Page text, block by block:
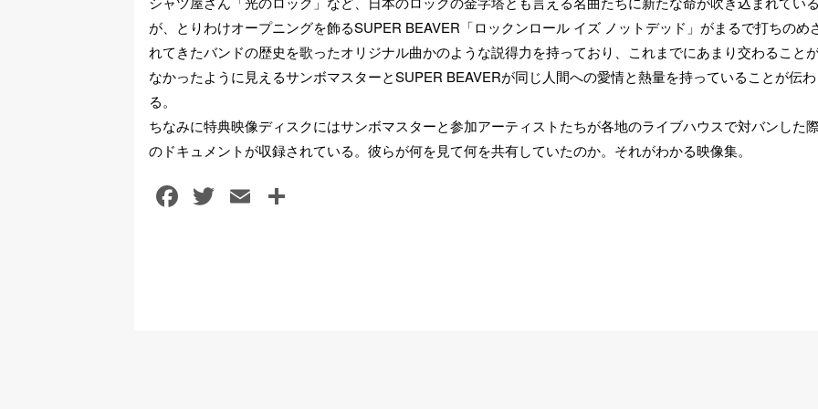
が、とりわけオープニングを飾るSUPER BEAVER「ロックンロール イズ ノットデッド」がまるで打ちのめ
れてきたバンドの歴史を歌ったオリジナル曲かのような説得力を持っており、これまでにあまり交わること
なかったように見えるサンボマスターとSUPER BEAVERが同じ人間への愛情と熱量を持っていることが伝わ
る。
ちなみに特典映像ディスクにはサンボマスターと参加アーティストたちが各地のライブハウスで対バンした
のドキュメントが収録されている。彼らが何を見て何を共有していたのか。それがわかる映像集。
F T E